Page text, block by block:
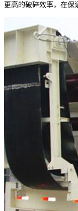
更高的破碎效率，在保